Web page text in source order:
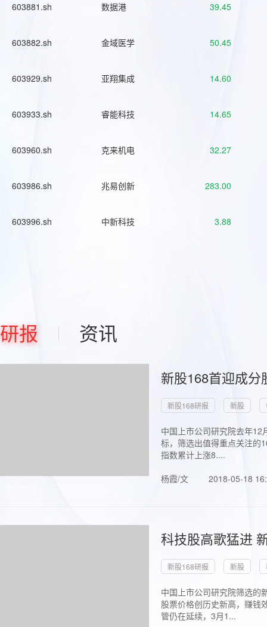
603881.sh 数据港 39.45
603882.sh 金域医学 50.45
603929.sh 亚翔集成 14.60
603933.sh 睿能科技 14.65
603960.sh 克来机电 32.27
603986.sh 兆易创新 283.00
603996.sh 中新科技 3.88
研报 资讯
新股168首迎成
新股168研报 新股
中国上市公司研究院去年
标，筛选出值得重点关注的
指数累计上涨8....
杨霞/文
2018-05-18
科技股高歌猛进
新股168研报 新股
中国上市公司研究院筛选的
股票价格创历史新高，赚钱
管仍在延续，3月1...